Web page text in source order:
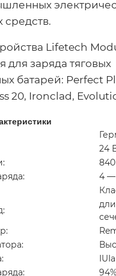
средств.
Lifetech
для заряда тяговых
батарей: Perfect
20, Ironclad,
24
4 —
IUIa
94%